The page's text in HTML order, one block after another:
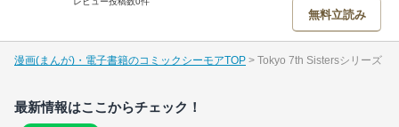
無料立読み
漫画(まんが)・電子書籍のコミックシーモアTOP Tokyo 7th Sistersシリーズ
最新情報はここからチェック！